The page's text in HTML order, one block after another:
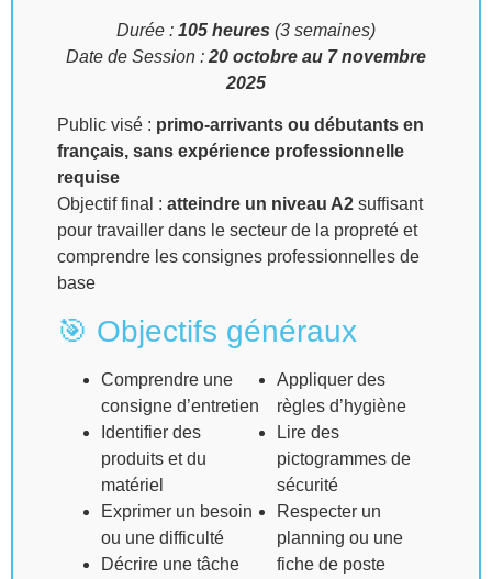
Durée : 105 heures (3 semaines)
Date de Session : 20 octobre au 7 novembre
2025
Public visé : primo-arrivants ou débutants en
français, sans expérience professionnelle
requise
Objectif final : atteindre un niveau A2 suffisant
pour travailler dans le secteur de la propreté et
comprendre les consignes professionnelles de
base
🎯 Objectifs généraux
Comprendre une
consigne d’entretien
Identifier des
produits et du
matériel
Exprimer un besoin
ou une difficulté
Décrire une tâche
Appliquer des
règles d’hygiène
Lire des
pictogrammes de
sécurité
Respecter un
planning ou une
fiche de poste